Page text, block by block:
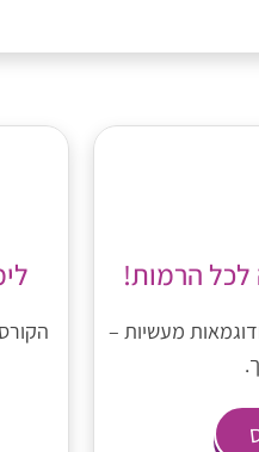
לכל הרמות!
מעשיות –